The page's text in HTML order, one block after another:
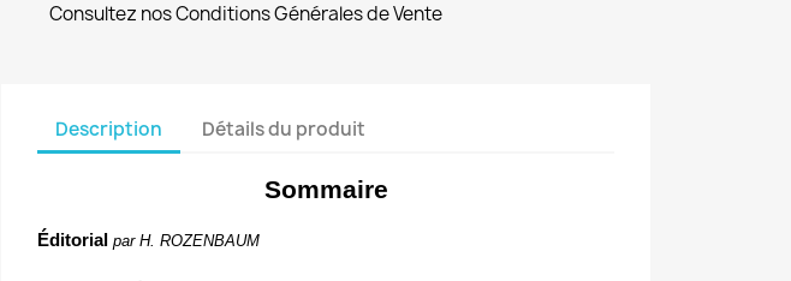
Consultez nos Conditions Générales de Vente
Description Détails du produit
Sommaire
Éditorial par H. ROZENBAUM